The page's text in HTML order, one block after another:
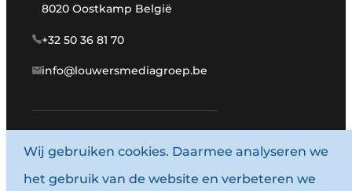
8020 Oostkamp België
+32 50 36 81 70
info@louwersmediagroep.be
www.louwersmediagroep.com
© 1987 - 2026 Louwersmediagroep.
Wij gebruiken cookies. Daarmee analyseren we
het gebruik van de website en verbeteren we